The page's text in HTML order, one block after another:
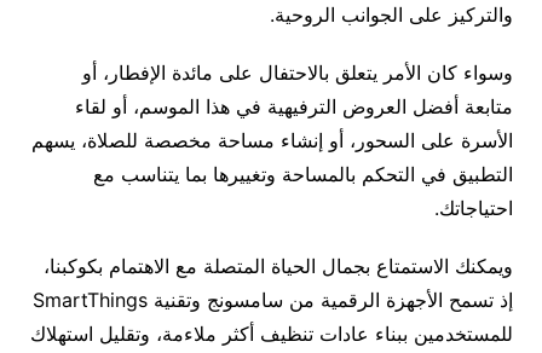
والتركيز على الجوانب الروحية.
وسواء كان الأمر يتعلق بالاحتفال على مائدة الإفطار، أو
متابعة أفضل العروض الترفيهية في هذا الموسم، أو لقاء
الأسرة على السحور، أو إنشاء مساحة مخصصة للصلاة، يسهم
التطبيق في التحكم بالمساحة وتغييرها بما يتناسب مع
احتياجاتك.
ويمكنك الاستمتاع بجمال الحياة المتصلة مع الاهتمام بكوكبنا،
إذ تسمح الأجهزة الرقمية من سامسونج وتقنية SmartThings
للمستخدمين ببناء عادات تنظيف أكثر ملاءمة، وتقليل استهلاك